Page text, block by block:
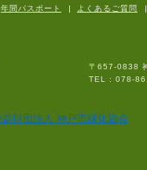
年間パスポート よくあるご質問
〒657-0838
TEL : 078-